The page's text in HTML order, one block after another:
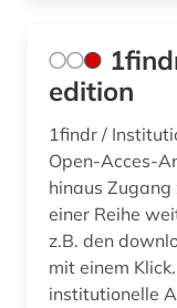
autograf (1)
autograph (3)
edition
1findr /
Open-Acces-
hinaus Zugang zu lizenzierten Artikeln
einer Reihe
z.B. den
mit einem Klick. Sowohl die freie als auch die
institutionelle